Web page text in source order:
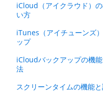
iCloud（アイクラウド）
い方
iTunes（アイチューンズ
ップ
iCloudバックアップの機
法
スクリーンタイムの機能